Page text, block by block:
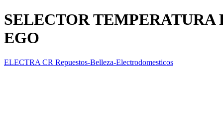
SELECTOR TEMPERATURA
EGO
ELECTRA CR Repuestos-Belleza-Electrodomesticos